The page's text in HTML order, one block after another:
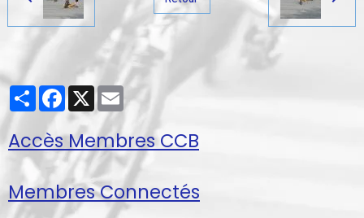
PartagerFacebook
X Email
Accès Membres CCB
Membres Connectés